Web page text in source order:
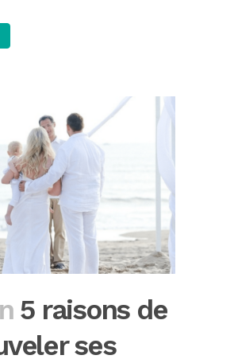
5 raisons de
ses